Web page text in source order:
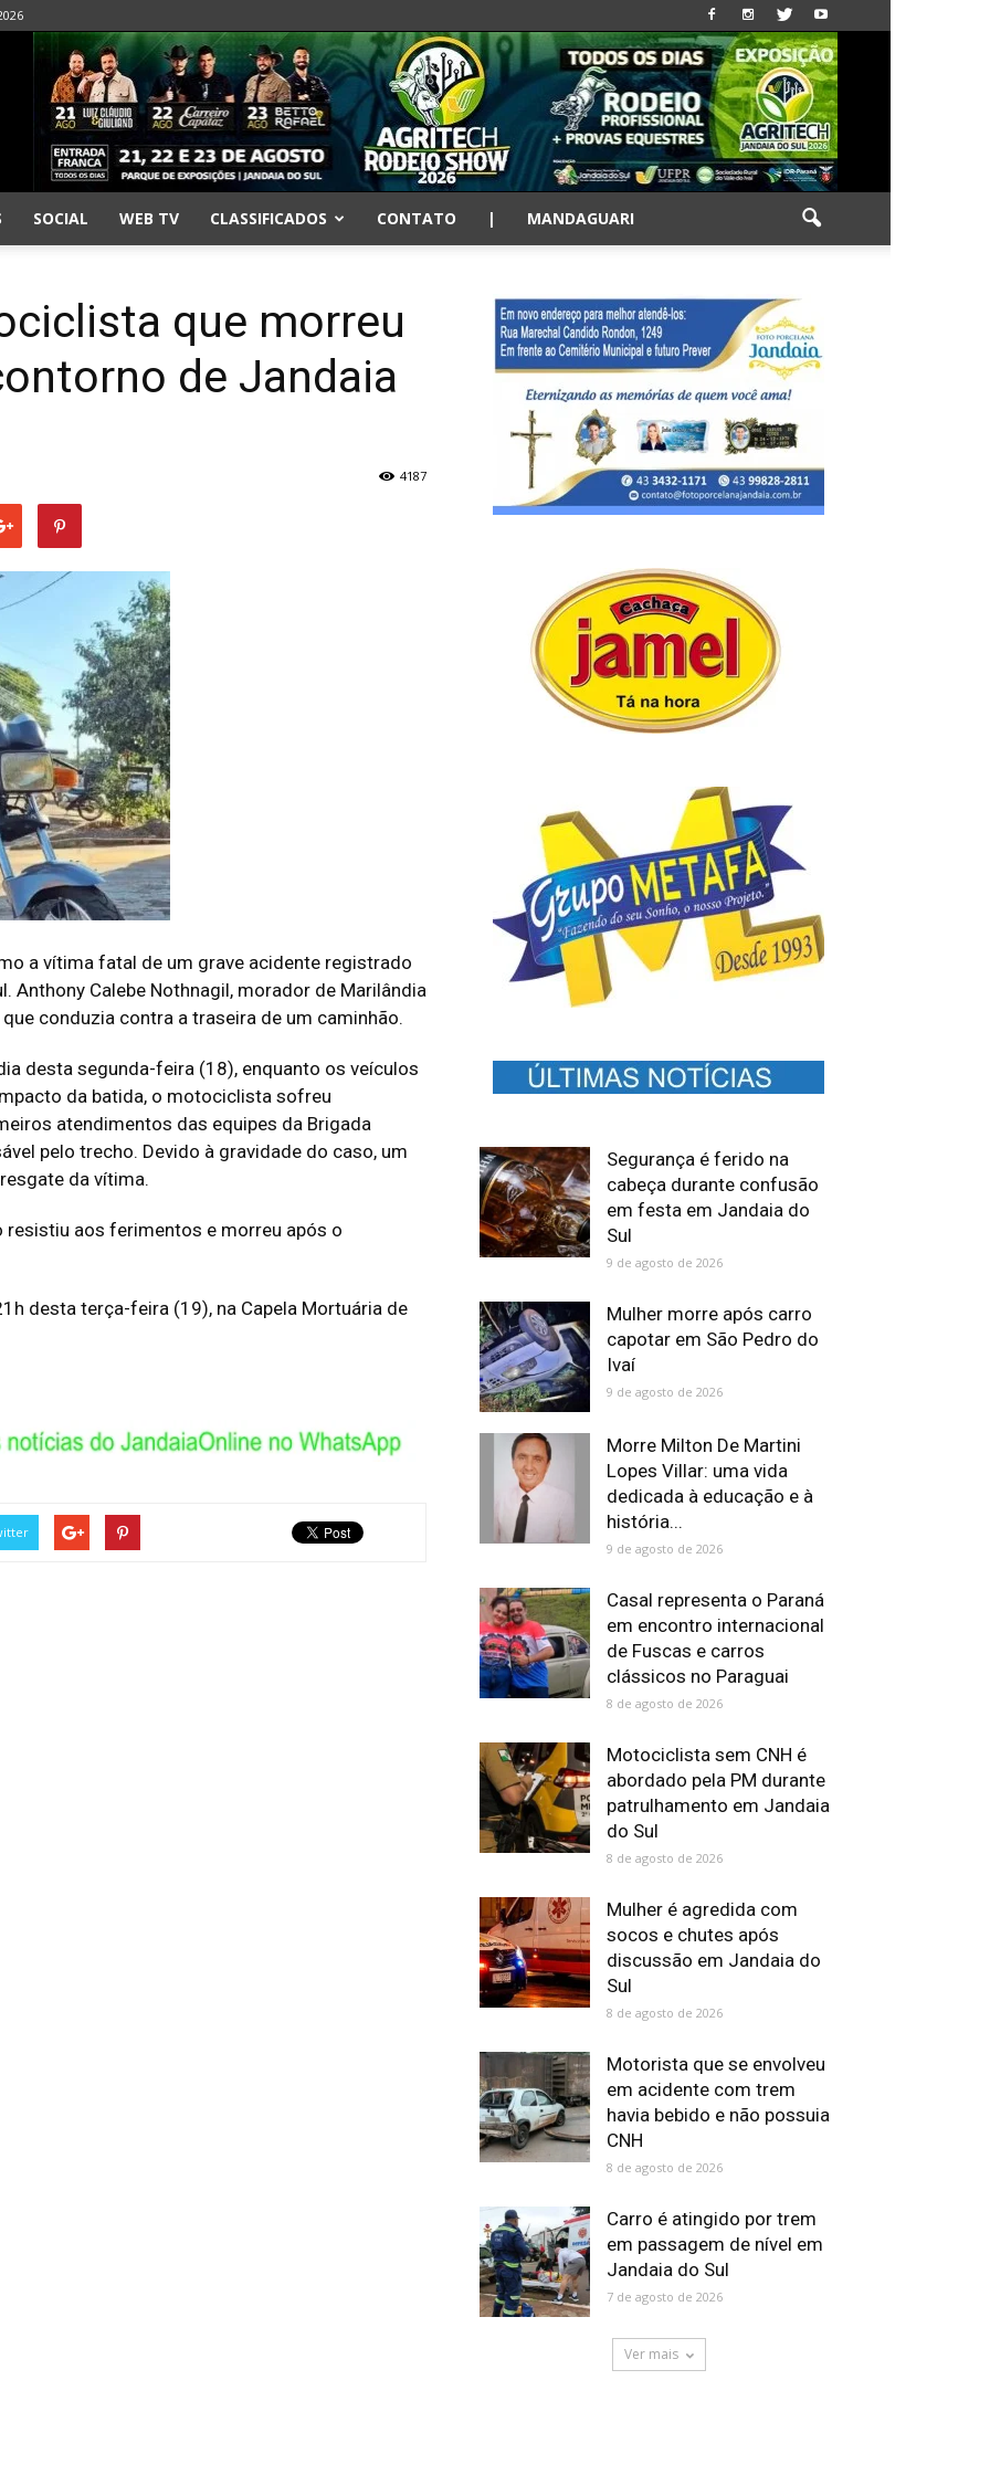
SOCIAL WEB TV CLASSIFICADOS CONTATO | MANDAGUARI
que morreu
de Jandaia
4187
a vítima fatal de um grave acidente registrado
Anthony Calebe Nothnagil, morador de Marilândia
conduzia contra a traseira de um caminhão.
desta segunda-feira (18), enquanto os veículos
da batida, o motociclista sofreu
atendimentos das equipes da Brigada
pelo trecho. Devido à gravidade do caso, um
da vítima.
aos ferimentos e morreu após o
desta terça-feira (19), na Capela Mortuária de
Segurança é ferido na
cabeça durante confusão
em festa em Jandaia do
Sul
9 de agosto de 2026
Mulher morre após carro
capotar em São Pedro do
Ivaí
9 de agosto de 2026
Morre Milton De Martini
Lopes Villar: uma vida
dedicada à educação e à
história...
9 de agosto de 2026
Casal representa o Paraná
em encontro internacional
de Fuscas e carros
clássicos no Paraguai
8 de agosto de 2026
Motociclista sem CNH é
abordado pela PM durante
patrulhamento em Jandaia
do Sul
8 de agosto de 2026
Mulher é agredida com
socos e chutes após
discussão em Jandaia do
Sul
8 de agosto de 2026
Motorista que se envolveu
em acidente com trem
havia bebido e não possuia
CNH
8 de agosto de 2026
Carro é atingido por trem
em passagem de nível em
Jandaia do Sul
7 de agosto de 2026
Ver mais